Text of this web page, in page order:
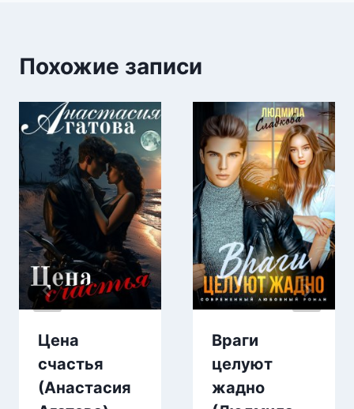
Похожие записи
Цена
счастья
(Анастасия
Враги
целуют
жадно